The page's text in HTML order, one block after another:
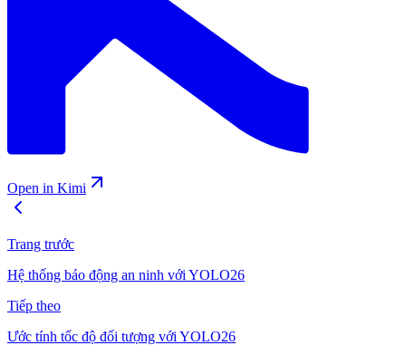
Open in Kimi
Trang trước
Hệ thống báo động an ninh với YOLO26
Tiếp theo
Ước tính tốc độ đối tượng với YOLO26